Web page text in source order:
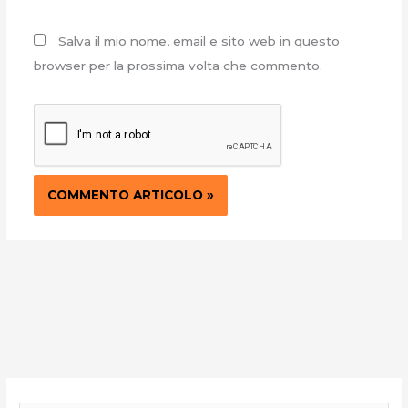
Salva il mio nome, email e sito web in questo
browser per la prossima volta che commento.